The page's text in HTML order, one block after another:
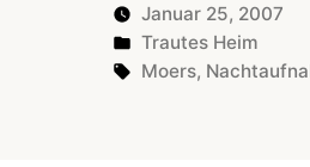
Januar 25, 2007
Posted
in
Trautes Heim
Tags:
Moers,